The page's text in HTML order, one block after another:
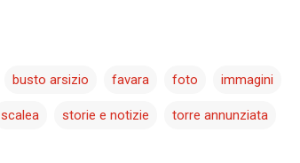
busto arsizio favara foto immagini
scalea storie e notizie torre annunziata